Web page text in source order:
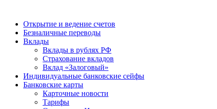
Открытие и ведение счетов
Безналичные переводы
Вклады
Вклады в рублях РФ
Страхование вкладов
Вклад «Залоговый»
Индивидуальные банковские сейфы
Банковские карты
Карточные новости
Тарифы